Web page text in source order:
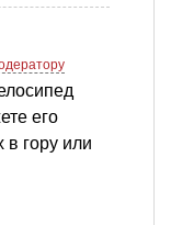
его
в гору или